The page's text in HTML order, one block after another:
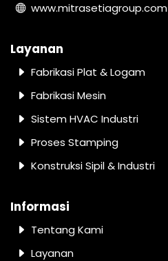
www.mitrasetiagroup.com
Layanan
Fabrikasi Plat & Logam
Fabrikasi Mesin
Sistem HVAC Industri
Proses Stamping
Konstruksi Sipil & Industri
Informasi
Tentang Kami
Layanan